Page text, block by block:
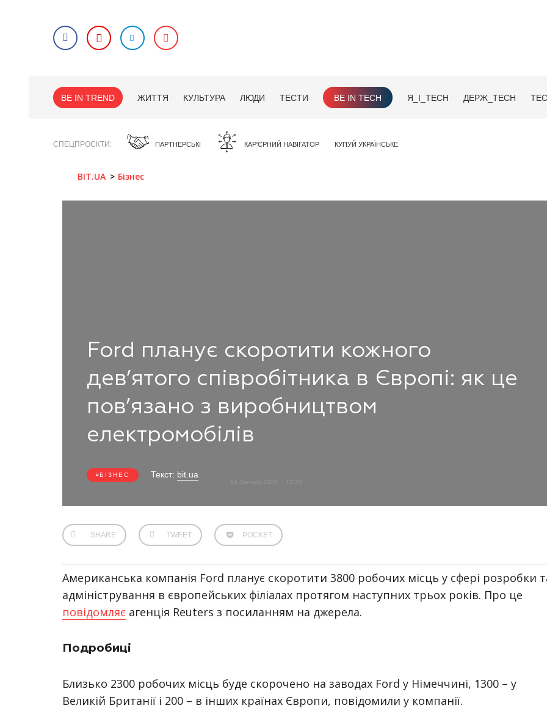
BE IN TREND ЖИТТЯ КУЛЬТУРА ЛЮДИ ТЕСТИ BE IN TECH Я_І_TECH ДЕРЖ_TECH
СПЕЦПРОЄКТИ ПАРТНЕРСЬКІ КАР'ЄРНИЙ НАВІГАТОР КУПУЙ УКРАЇНСЬКЕ
BIT.UA Бізнес
Ford планує скоротити кожного
дев’ятого співробітника в Європі: як це
пов’язано з виробництвом
електромобілів
БІЗНЕС Текст: bit.ua
14 Лютого 2023
SHARE TWEET POCKET
Американська компанія Ford планує скоротити 3800 робочих місць у сфері розробки
адміністрування в європейських філіалах протягом наступних трьох років. Про це
повідомляє агенція Reuters з посиланням на джерела.
Подробиці
Близько 2300 робочих місць буде скорочено на заводах Ford у Німеччині, 1300 – у
Великій Британії і 200 – в інших країнах Європи, повідомили у компанії.